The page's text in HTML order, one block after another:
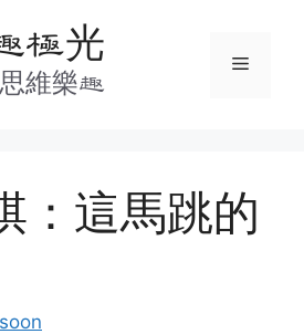
極光
維樂趣
Menu
：這馬跳的